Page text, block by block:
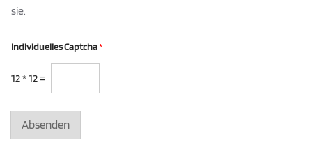
sie.
Individuelles Captcha*
12*12=
Absenden